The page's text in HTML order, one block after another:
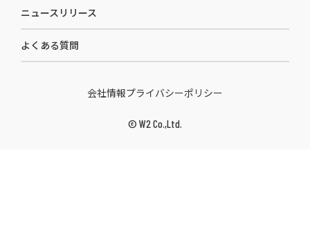
デザイン制作
コンサルティング
連携サービス
お役立ち資料
ニュースリリース
よくある質問
©︎ W2 Co.,Ltd.
会社情報プライバシーポリシー